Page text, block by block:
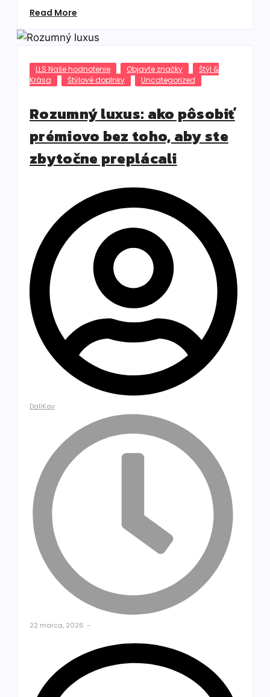
Read More
LLS Naše hodnotenie Objavte značky
Štýl &
Krása
Štýlové doplnky Uncategorized
Rozumný luxus: ako pôsobiť
prémiovo bez toho, aby ste
zbytočne preplácali
DaliKay
22 marca, 2026 -